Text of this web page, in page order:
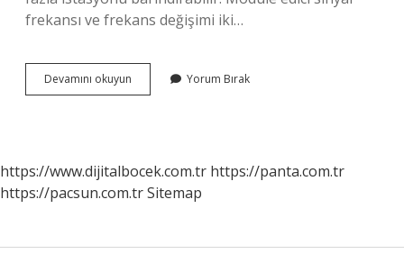
frekansı ve frekans değişimi iki…
Devamını okuyun
Radyosu
Yorum Bırak
https://www.dijitalbocek.com.tr https://panta.com.tr
https://pacsun.com.trSitemap